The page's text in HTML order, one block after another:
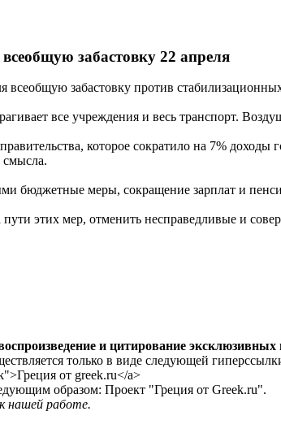
забастовку 22 апреля
всеобщую забастовку против
все учреждения и весь транспорт.
которое сократило на 7%
смысла.
бюджетные меры, сокращение зарплат и
этих мер, отменить несправедливые и
и цитирование эксклюзивных
только в виде следующей
от greek.ru</a>
образом: Проект "Греция от Greek.ru".
нашей работе.